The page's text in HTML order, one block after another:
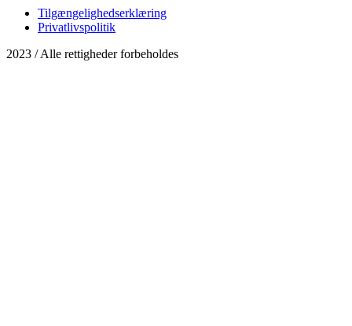
Tilgængelighedserklæring
Privatlivspolitik
2023 / Alle rettigheder forbeholdes